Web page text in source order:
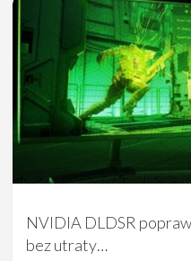
NVIDIA DLDSR
bez utraty…